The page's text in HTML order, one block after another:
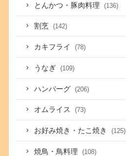
とんかつ・豚肉料理 (136)
割烹 (142)
カキフライ (78)
うなぎ (109)
ハンバーグ (206)
オムライス (73)
お好み焼き・たこ焼き (125)
焼鳥・鳥料理 (108)